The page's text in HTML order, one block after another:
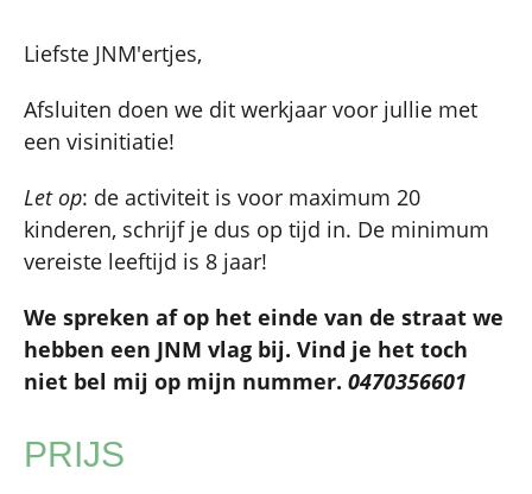
Liefste JNM'ertjes,
Afsluiten doen we dit werkjaar voor jullie met
een visinitiatie!
Let op: de activiteit is voor maximum 20
kinderen, schrijf je dus op tijd in. De minimum
vereiste leeftijd is 8 jaar!
We spreken af op het einde van de straat we
hebben een JNM vlag bij. Vind je het toch
niet bel mij op mijn nummer. 0470356601
PRIJS